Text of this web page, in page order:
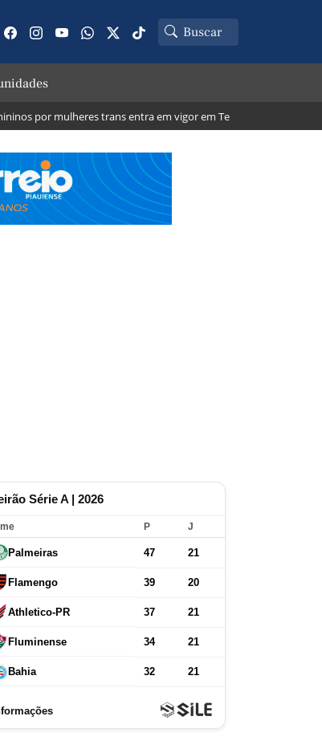
mulheres trans entra em vigor em Teresina; veja o que muda